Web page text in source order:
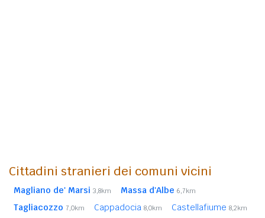
Cittadini stranieri dei comuni vicini
Magliano de' Marsi 3,8km Massa d'Albe 6,7km
Tagliacozzo 7,0km Cappadocia 8,0km Castellafiume 8,2km